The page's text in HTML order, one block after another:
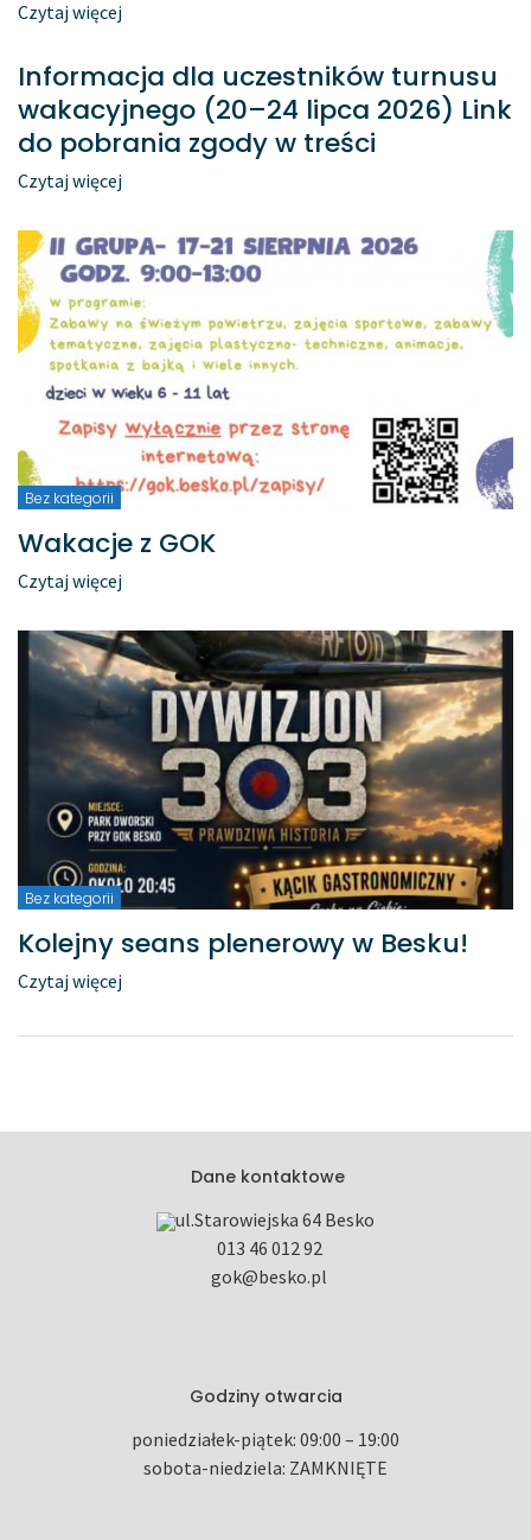
Czytaj więcej
Informacja dla uczestników turnusu
wakacyjnego (20–24 lipca 2026) Link
do pobrania zgody w treści
Czytaj więcej
Bez kategorii
Wakacje z GOK
Czytaj więcej
Bez kategorii
Kolejny seans plenerowy w Besku!
Czytaj więcej
Dane kontaktowe
ul.Starowiejska 64 Besko
013 46 012 92
gok@besko.pl
Godziny otwarcia
poniedziałek-piątek: 09:00 – 19:00
sobota-niedziela: ZAMKNIĘTE